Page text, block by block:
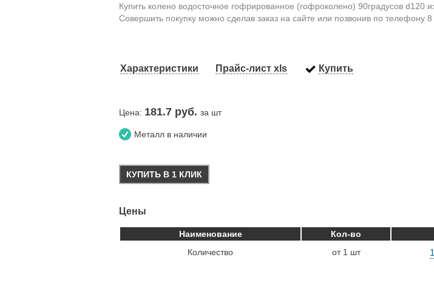
Купить колено водосточное гофрированное (гофроколено) 90градусов d120
Совершить покупку можно сделав заказ на сайте или позвонив по телефону
Характеристики Прайс-лист xls Купить
Цена: 181.7 руб. за шт
Металл в наличии
КУПИТЬ В 1 КЛИК
Цены
Наименование Кол-во
Количество
от 1 шт